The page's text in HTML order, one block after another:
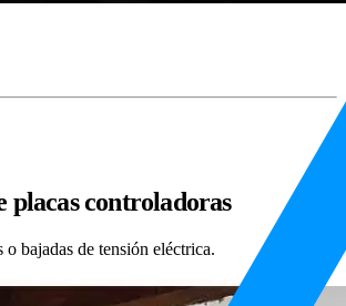
placas controladoras
o bajadas de tensión eléctrica.